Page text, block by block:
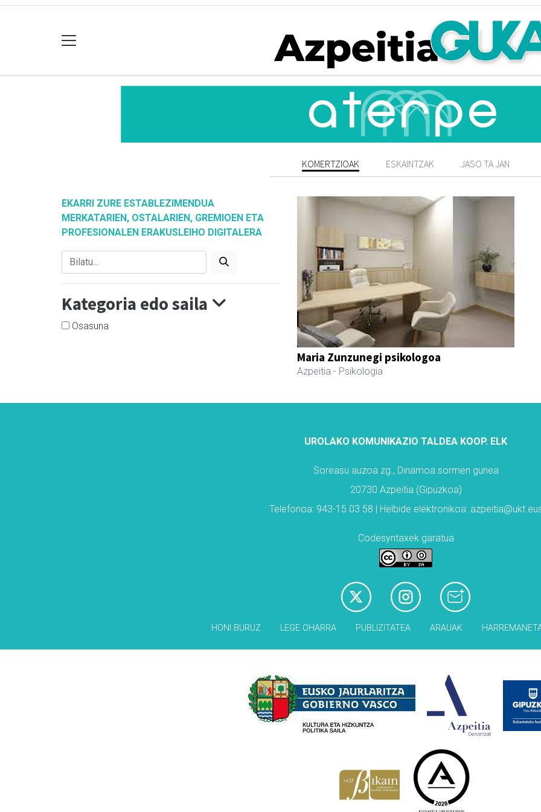
KOMERTZIOAK ESKAINTZAK JASO TA JAN
EKARRI ZURE ESTABLEZIMENDUA
MERKATARIEN, OSTALARIEN, GREMIOEN ETA
PROFESIONALEN ERAKUSLEIHO DIGITALERA
Kategoria edo saila
Osasuna
Maria Zunzunegi psikologoa
Azpeitia - Psikologia
UROLAKO KOMUNIKAZIO TALDEA KOOP. ELK
Soreasu auzoa zg., Dinamoa sormen gunea
20730 Azpeitia (Gipuzkoa)
Telefonoa: 943-15 03 58 | Helbide elektronikoa:
Codesyntaxek garatua
HONI BURUZ LEGE OHARRA PUBLIZITATEA ARAUAK